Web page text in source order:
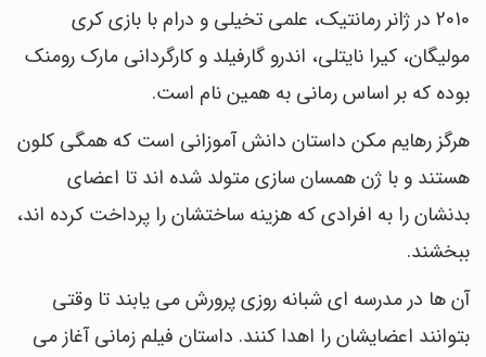
2010 در ژانر رمانتیک، علمی تخیلی و درام با بازی کری
مولیگان، کیرا نایتلی، اندرو گارفیلد و کارگردانی مارک رومنک
بوده که بر اساس رمانی به همین نام است.
هرگز رهایم مکن داستان دانش آموزانی است که همگی کلون
هستند و با ژن همسان سازی متولد شده اند تا اعضای
بدنشان را به افرادی که هزینه ساختشان را پرداخت کرده اند،
ببخشند.
آن ها در مدرسه ای شبانه روزی پرورش می یابند تا وقتی
بتوانند اعضایشان را اهدا کنند. داستان فیلم زمانی آغاز می